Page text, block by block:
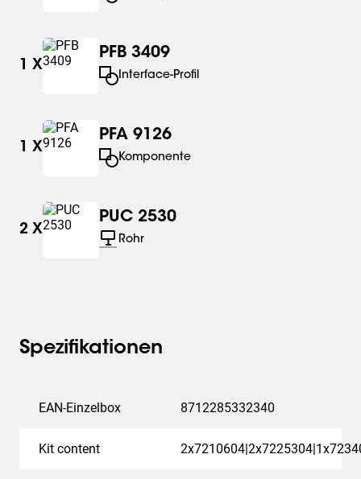
1 X
PFB 3409
Interface-Profil
1 X
PFA 9126
Komponente
2 X
PUC 2530
Rohr
Spezifikationen
EAN-Einzelbox 8712285332340
Kit content